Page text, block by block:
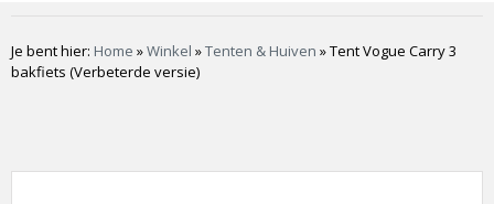
Je bent hier: Home »Winkel »Tenten & Huiven »Tent Vogue Carry 3
bakfiets (Verbeterde versie)